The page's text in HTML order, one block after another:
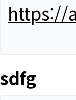
https://
sdfg